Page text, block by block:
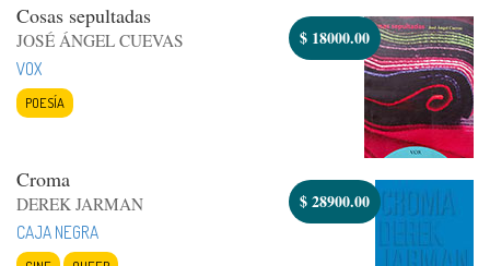
Cosas sepultadas
JOSÉ ÁNGEL CUEVAS
VOX
POESÍA
$ 18000.00
Croma
DEREK JARMAN
CAJA NEGRA
$28900.00